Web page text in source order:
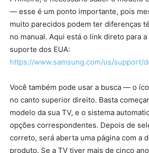
— esse é um ponto importante, pois
muito parecidos podem ter diferenças
no manual. Aqui está o link direto para a
suporte dos EUA:
https://www.samsung.com/us/support/
Você também pode usar a busca — o
no canto superior direito. Basta
modelo da sua TV, e o sistema
opções correspondentes. Depois de
correto, será aberta uma página com a
produto. Se a TV tiver mais de cinco